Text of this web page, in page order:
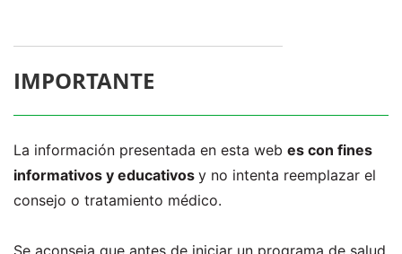
IMPORTANTE
La información presentada en esta web es con fines
informativos y educativos y no intenta reemplazar el
consejo o tratamiento médico.
Se aconseja que antes de iniciar un programa de salud